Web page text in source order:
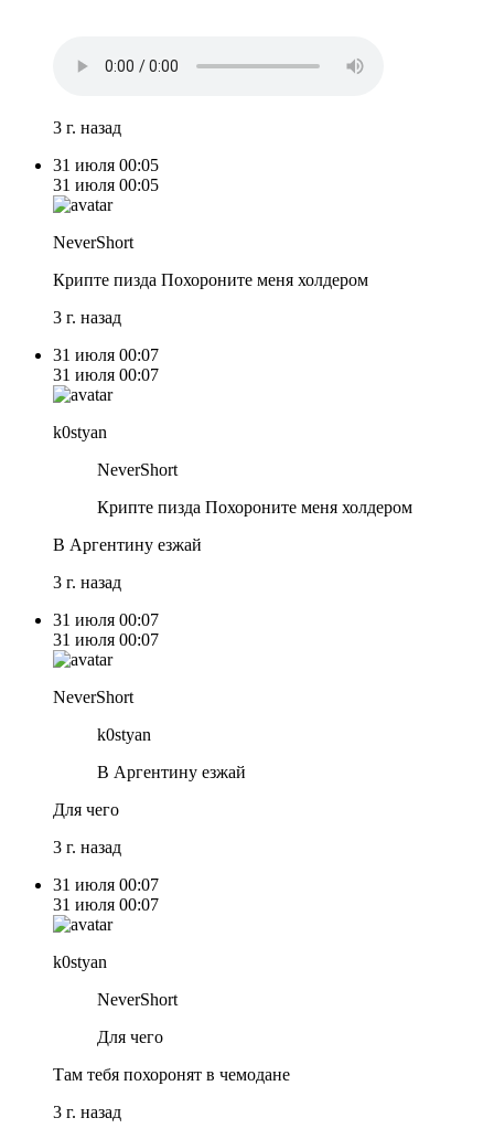
3 г. назад
31 июля 00:05
31 июля 00:05
NeverShort
Крипте пизда Похороните меня холдером
3 г. назад
31 июля 00:07
31 июля 00:07
k0styan
NeverShort
Крипте пизда Похороните меня холдером
В Аргентину езжай
3 г. назад
31 июля 00:07
31 июля 00:07
NeverShort
k0styan
В Аргентину езжай
Для чего
3 г. назад
31 июля 00:07
31 июля 00:07
k0styan
NeverShort
Для чего
Там тебя похоронят в чемодане
3 г. назад